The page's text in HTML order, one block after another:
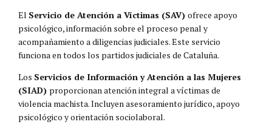
El Servicio de Atención a Víctimas (SAV) ofrece apoyo
psicológico, información sobre el proceso penal y
acompañamiento a diligencias judiciales. Este servicio
funciona en todos los partidos judiciales de Cataluña.
Los Servicios de Información y Atención a las Mujeres
(SIAD) proporcionan atención integral a víctimas de
violencia machista. Incluyen asesoramiento jurídico, apoyo
psicológico y orientación sociolaboral.